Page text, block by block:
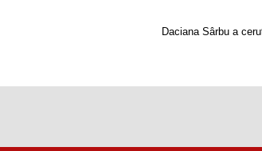
Daciana Sârbu a